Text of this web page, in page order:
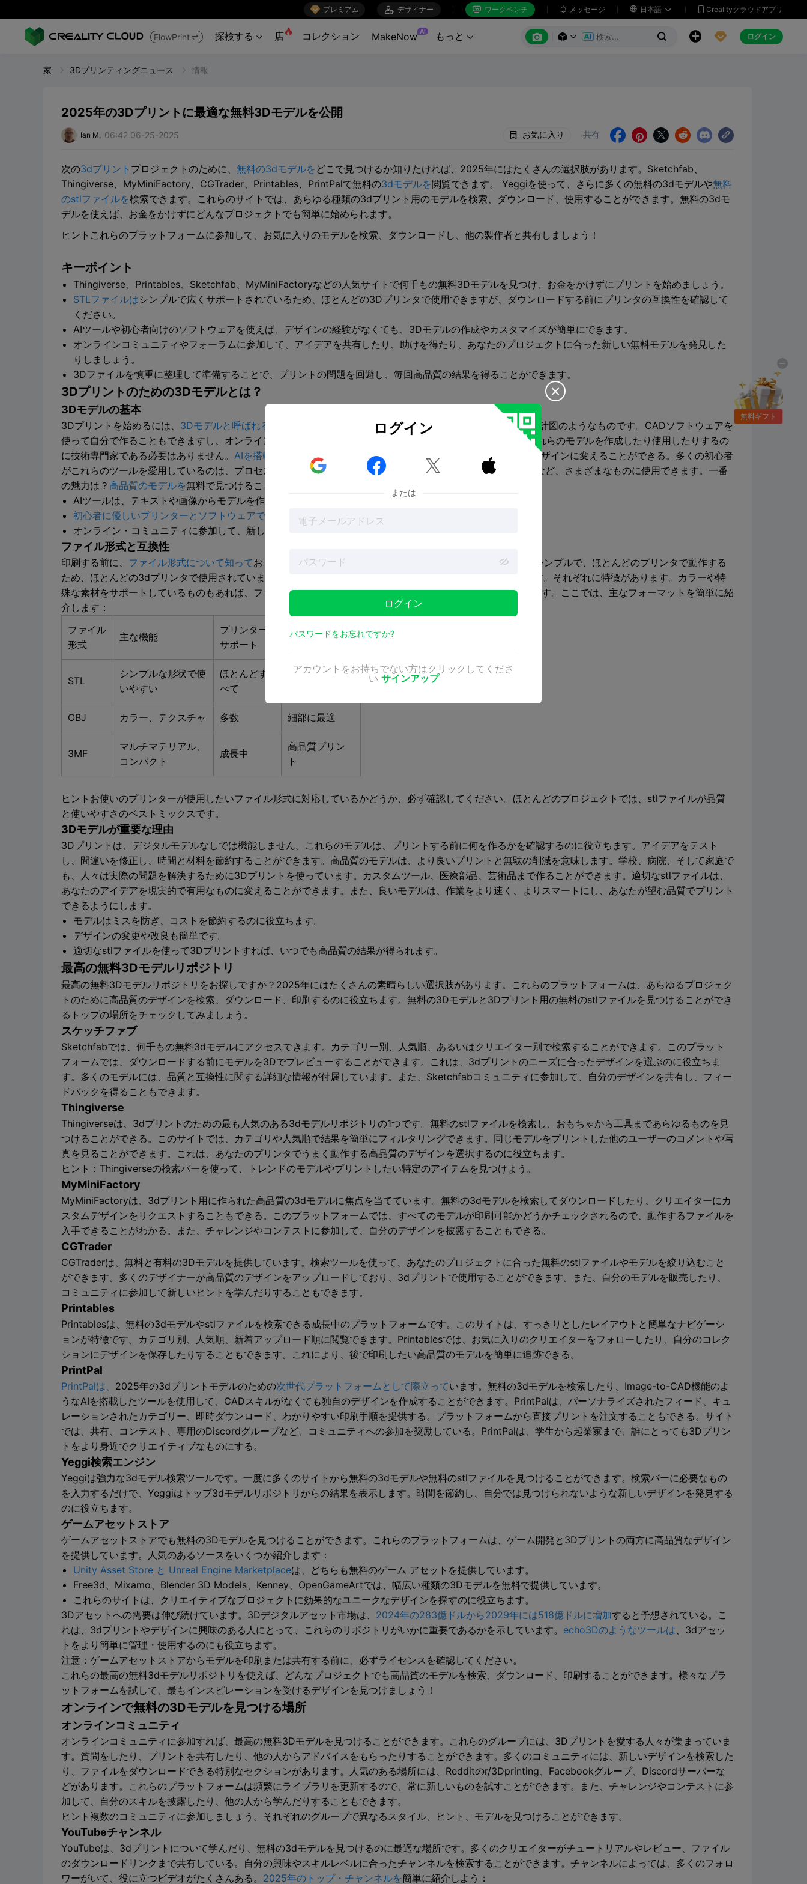
 プレミアム  デザイナー  ワークベンチ  メッセージ  日本語   Crealityクラウドアプリ
FlowPrint  探検する  店 コレクション MakeNow AI もっと        ログイン
家 3Dプリンティングニュース 情報
2025年の3Dプリントに最適な無料3Dモデルを公開
Ian M. 06:42 06-25-2025 お気に入り 共有     
次の3dプリント プロジェクトのために、 無料の3dモデルを どこで見つけるか知りたければ、2025年にはたくさんの選択肢があります。Sketchfab、
Thingiverse、MyMiniFactory、CGTrader、Printables、PrintPalで無料の3dモデルを閲覧できます。 Yeggiを使って、さらに多くの無料の3dモデルや無料
のstlファイルを検索できます。これらのサイトでは、あらゆる種類の3dプリント用のモデルを検索、ダウンロード、使用することができます。無料の3dモ
デルを使えば、お金をかけずにどんなプロジェクトでも簡単に始められます。
ヒントこれらのプラットフォームに参加して、お気に入りのモデルを検索、ダウンロードし、他の製作者と共有しましょう！
キーポイント
Thingiverse、Printables、Sketchfab、MyMiniFactoryなどの人気サイトで何千もの無料3Dモデルを見つけ、お金をかけずにプリントを始めましょう。
STLファイルはシンプルで広くサポートされているため、ほとんどの3Dプリンタで使用できますが、ダウンロードする前にプリンタの互換性を確認して
ください。
AIツールや初心者向けのソフトウェアを使えば、デザインの経験がなくても、3Dモデルの作成やカスタマイズが簡単にできます。
オンラインコミュニティやフォーラムに参加して、アイデアを共有したり、助けを得たり、あなたのプロジェクトに合った新しい無料モデルを発見した
りしましょう。
3Dファイルを慎重に整理して準備することで、プリントの問題を回避し、毎回高品質の結果を得ることができます。
3Dプリントのための3Dモデルとは？
3Dモデルの基本
3Dプリントを始めるには、 3Dモデルと呼ばれるデジタルデザインが
必要です。このモデルは、プリンターの設計図のようなものです。CADソフトウェアを
使って自分で作ることもできますし、オンラインで既製のモデルを見つけることもできます。2025年には、これらのモデルを作成したり使用したりするの
に技術専門家である必要はありません。 AIを搭載したツールを
使えば、簡単なスケッチや言葉さえも高品質のデザインに変えることができる。多くの初心者
がこれらのツールを愛用しているのは、プロセスが簡単で楽しいからだ。3Dモデルは、玩具、工具、医療機器など、さまざまなものに使用できます。一番
の魅力は？ 高品質のモデルを無料で見つけることができ、すぐにプリントを始めることができます。
AIツールは、テキストや画像からモデルを作成するのに役立ちます。
初心者に優しいプリンターとソフトウェアで 、セットアップも簡単です。
オンライン・コミュニティに参加して、新しいデザインを共有したり見つけたりできます。
ファイル形式と互換性
印刷する前に、 ファイル形式について知っておく必要があります。最も一般的な形式は
ファイルはシンプルで、ほとんどのプリンタで動作する
ため、ほとんどの3dプリンタで使用されています。OBJ、AMF、3MF、PLYなどの他のフォーマットもあります。それぞれに特徴があります。カラーや特
殊な素材をサポートしているものもあれば、ファイルサイズを小さく保つことに重点を置いているものもあります。ここでは、主なフォーマットを簡単に紹
介します：
ファイル
形式
主な機能
プリンター
サポート
品質に関する
STL
シンプルな形状で使
いやすい
ほとんどす
べて
ほとんどの作
OBJ カラー、テクスチャ 多数 細部に最適
3MF
マルチマテリアル、
コンパクト
成長中
高品質プリン
ト
ヒントお使いのプリンターが使用したいファイル形式に対応しているかどうか、必ず確認してください。ほとんどのプロジェクトでは、stlファイルが品質
と使いやすさのベストミックスです。
3Dモデルが重要な理由
3Dプリントは、デジタルモデルなしでは機能しません。これらのモデルは、プリントする前に何を作るかを確認するのに役立ちます。アイデアをテスト
し、間違いを修正し、時間と材料を節約することができます。高品質のモデルは、より良いプリントと無駄の削減を意味します。学校、病院、そして家庭で
も、人々は実際の問題を解決するために3Dプリントを使っています。カスタムツール、医療部品、芸術品まで作ることができます。適切なstlファイルは、
あなたのアイデアを現実的で有用なものに変えることができます。また、良いモデルは、作業をより速く、よりスマートにし、あなたが望む品質でプリント
できるようにします。
モデルはミスを防ぎ、コストを節約するのに役立ちます。
デザインの変更や改良も簡単です。
適切なstlファイルを使って3Dプリントすれば、いつでも高品質の結果が得られます。
最高の無料3Dモデルリポジトリ
最高の無料3Dモデルリポジトリをお探しですか？2025年にはたくさんの素晴らしい選択肢があります。これらのプラットフォームは、あらゆるプロジェク
トのために高品質のデザインを検索、ダウンロード、印刷するのに役立ちます。無料の3Dモデルと3Dプリント用の無料のstlファイルを見つけることができ
るトップの場所をチェックしてみましょう。
スケッチファブ
Sketchfabでは、何千もの無料3dモデルにアクセスできます。カテゴリー別、人気順、あるいはクリエイター別で検索することができます。このプラット
フォームでは、ダウンロードする前にモデルを3Dでプレビューすることができます。これは、3dプリントのニーズに合ったデザインを選ぶのに役立ちま
す。多くのモデルには、品質と互換性に関する詳細な情報が付属しています。また、Sketchfabコミュニティに参加して、自分のデザインを共有し、フィー
ドバックを得ることもできます。
Thingiverse
Thingiverseは、3dプリントのための最も人気のある3dモデルリポジトリの1つです。無料のstlファイルを検索し、おもちゃから工具まであらゆるものを見
つけることができる。このサイトでは、カテゴリや人気順で結果を簡単にフィルタリングできます。同じモデルをプリントした他のユーザーのコメントや写
真を見ることができます。これは、あなたのプリンタでうまく動作する高品質のデザインを選択するのに役立ちます。
ヒント：Thingiverseの検索バーを使って、トレンドのモデルやプリントしたい特定のアイテムを見つけよう。
MyMiniFactory
MyMiniFactoryは、3dプリント用に作られた高品質の3dモデルに焦点を当てています。無料の3dモデルを検索してダウンロードしたり、クリエイターにカ
スタムデザインをリクエストすることもできる。このプラットフォームでは、すべてのモデルが印刷可能かどうかチェックされるので、動作するファイルを
入手できることがわかる。また、チャレンジやコンテストに参加して、自分のデザインを披露することもできる。
CGTrader
CGTraderは、無料と有料の3Dモデルを提供しています。検索ツールを使って、あなたのプロジェクトに合った無料のstlファイルやモデルを絞り込むこと
ができます。多くのデザイナーが高品質のデザインをアップロードしており、3dプリントで使用することができます。また、自分のモデルを販売したり、
コミュニティに参加して新しいヒントを学んだりすることもできます。
Printables
Printablesは、無料の3dモデルやstlファイルを検索できる成長中のプラットフォームです。このサイトは、すっきりとしたレイアウトと簡単なナビゲーシ
ョンが特徴です。カテゴリ別、人気順、新着アップロード順に閲覧できます。Printablesでは、お気に入りのクリエイターをフォローしたり、自分のコレク
ションにデザインを保存したりすることもできます。これにより、後で印刷したい高品質のモデルを簡単に追跡できる。
PrintPal
PrintPalは、 2025年の3dプリントモデルのための次世代プラットフォームとして際立っています。無料の3dモデルを検索したり、Image-to-CAD機能のよ
うなAIを搭載したツールを使用して、CADスキルがなくても独自のデザインを作成することができます。PrintPalは、パーソナライズされたフィード、キュ
レーションされたカテゴリー、即時ダウンロード、わかりやすい印刷手順を提供する。プラットフォームから直接プリントを注文することもできる。サイト
では、共有、コンテスト、専用のDiscordグループなど、コミュニティへの参加を奨励している。PrintPalは、学生から起業家まで、誰にとっても3Dプリン
トをより身近でクリエイティブなものにする。
Yeggi検索エンジン
Yeggiは強力な3dモデル検索ツールです。一度に多くのサイトから無料の3dモデルや無料のstlファイルを見つけることができます。検索バーに必要なもの
を入力するだけで、Yeggiはトップ3dモデルリポジトリからの結果を表示します。時間を節約し、自分では見つけられないような新しいデザインを発見する
のに役立ちます。
ゲームアセットストア
ゲームアセットストアでも無料の3Dモデルを見つけることができます。これらのプラットフォームは、ゲーム開発と3Dプリントの両方に高品質なデザイン
を提供しています。人気のあるソースをいくつか紹介します：
Unity Asset Store と Unreal Engine Marketplaceは、どちらも無料のゲーム アセットを提供しています。
Free3d、Mixamo、Blender 3D Models、Kenney、OpenGameArtでは、幅広い種類の3Dモデルを無料で提供しています。
これらのサイトは、クリエイティブなプロジェクトに効果的なユニークなデザインを探すのに役立ちます。
3Dアセットへの需要は伸び続けています。3Dデジタルアセット市場は、 2024年の283億ドルから2029年には518億ドルに増加すると予想されている。こ
れは、3dプリントやデザインに興味のある人にとって、これらのリポジトリがいかに重要であるかを示しています。 echo3Dのようなツールは、3dアセッ
トをより簡単に管理・使用するのにも役立ちます。
注意：ゲームアセットストアからモデルを印刷または共有する前に、必ずライセンスを確認してください。
これらの最高の無料3dモデルリポジトリを使えば、どんなプロジェクトでも高品質のモデルを検索、ダウンロード、印刷することができます。様々なプラ
ットフォームを試して、最もインスピレーションを受けるデザインを見つけましょう！
オンラインで無料の3Dモデルを見つける場所
オンラインコミュニティ
オンラインコミュニティに参加すれば、最高の無料3Dモデルを見つけることができます。これらのグループには、3Dプリントを愛する人々が集まっていま
す。質問をしたり、プリントを共有したり、他の人からアドバイスをもらったりすることができます。多くのコミュニティには、新しいデザインを検索した
り、ファイルをダウンロードできる特別なセクションがあります。人気のある場所には、Redditのr/3Dprinting、Facebookグループ、Discordサーバーな
どがあります。これらのプラットフォームは頻繁にライブラリを更新するので、常に新しいものを試すことができます。また、チャレンジやコンテストに参
加して、自分のスキルを披露したり、他の人から学んだりすることもできます。
ヒント複数のコミュニティに参加しましょう。それぞれのグループで異なるスタイル、ヒント、モデルを見つけることができます。
YouTubeチャンネル
YouTubeは、3dプリントについて学んだり、無料の3dモデルを見つけるのに最適な場所です。多くのクリエイターがチュートリアルやレビュー、ファイル
のダウンロードリンクまで共有している。自分の興味やスキルレベルに合ったチャンネルを検索することができます。チャンネルによっては、多くのフォロ
ワーがいて、役に立つビデオがたくさんある。 2025年のトップ・チャンネルを簡単に紹介しよう：
無料ギフト

ログイン
  
または
ログイン
パスワードをお忘れですか?
アカウントをお持ちでない方はクリックしてくださ
い サインアップ